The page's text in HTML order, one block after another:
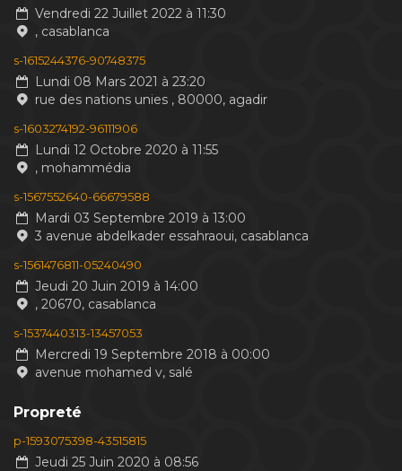
Vendredi 22 Juillet 2022 à 11:30
, casablanca
s-1615244376-90748375
Lundi 08 Mars 2021 à 23:20
rue des nations unies , 80000, agadir
s-1603274192-96111906
Lundi 12 Octobre 2020 à 11:55
, mohammédia
s-1567552640-66679588
Mardi 03 Septembre 2019 à 13:00
3 avenue abdelkader essahraoui, casablanca
s-1561476811-05240490
Jeudi 20 Juin 2019 à 14:00
, 20670, casablanca
s-1537440313-13457053
Mercredi 19 Septembre 2018 à 00:00
avenue mohamed v, salé
Propreté
p-1593075398-43515815
Jeudi 25 Juin 2020 à 08:56